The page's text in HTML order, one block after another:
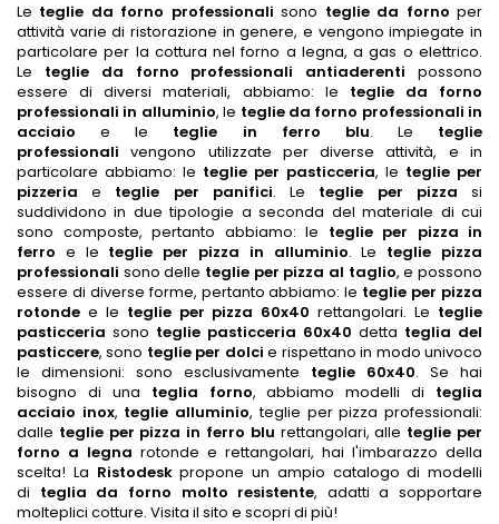
Le teglie da forno professionali sono teglie da forno per
attività varie di ristorazione in genere, e vengono impiegate in
particolare per la cottura nel forno a legna, a gas o elettrico.
Le teglie da forno professionali antiaderenti possono
essere di diversi materiali, abbiamo: le teglie da forno
professionali in alluminio, le teglie da forno professionali in
acciaio e le teglie in ferro blu. Le teglie
professionali vengono utilizzate per diverse attività, e in
particolare abbiamo: le teglie per pasticceria, le teglie per
pizzeria e teglie per panifici. Le teglie per pizza si
suddividono in due tipologie a seconda del materiale di cui
sono composte, pertanto abbiamo: le teglie per pizza in
ferro e le teglie per pizza in alluminio. Le teglie pizza
professionali sono delle teglie per pizza al taglio, e possono
essere di diverse forme, pertanto abbiamo: le teglie per pizza
rotonde e le teglie per pizza 60x40 rettangolari. Le teglie
pasticceria sono teglie pasticceria 60x40 detta teglia del
pasticcere, sono teglie per dolci e rispettano in modo univoco
le dimensioni: sono esclusivamente teglie 60x40. Se hai
bisogno di una teglia forno, abbiamo modelli di teglia
acciaio inox, teglie alluminio, teglie per pizza professionali:
dalle teglie per pizza in ferro blu rettangolari, alle teglie per
forno a legna rotonde e rettangolari, hai l'imbarazzo della
scelta! La Ristodeskpropone un ampio catalogo di modelli
di teglia da forno molto resistente, adatti a sopportare
molteplici cotture. Visita il sito e scopri di più!